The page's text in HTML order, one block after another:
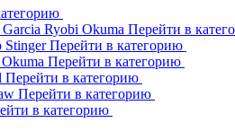
Ryobi Okuma Перейти в
StingerПерейти в категорию
Okuma Перейти в категорию
Перейти в категорию
Перейти в категорию
в категорию